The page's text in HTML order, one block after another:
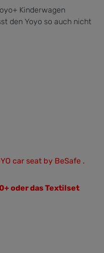
Kinderwagen
den Yoyo so auch nicht
car seat by BeSafe .
oder das Textilset